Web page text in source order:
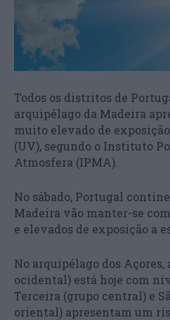
Todos os distritos de
arquipélago da Madeira
muito elevado de
(UV), segundo o Instituto
Atmosfera (IPMA).
No sábado, Portugal
Madeira vão manter-se
e elevados de exposição a
No arquipélago dos
ocidental) está hoje com
Terceira (grupo central) e
oriental) apresentam um